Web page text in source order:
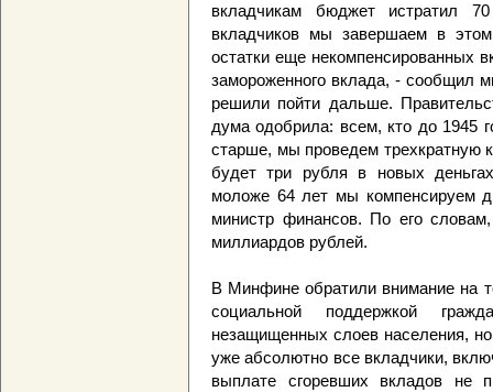
вкладчикам бюджет истратил
вкладчиков мы завершаем в
остатки еще некомпенсированных
замороженного вклада, - сообщил
решили пойти дальше.
дума одобрила: всем, кто до 1945
старше, мы проведем трехкратную
будет три рубля в новых
моложе 64 лет мы компенсируем
министр финансов. По его
миллиардов рублей.
В Минфине обратили внимание на
социальной поддержкой
незащищенных слоев населения,
уже абсолютно все вкладчики,
выплате сгоревших вкладов не